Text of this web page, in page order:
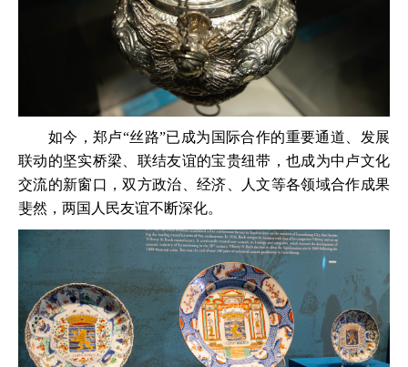
如今，郑卢“丝路”已成为国际合作的重要通道、发展
联动的坚实桥梁、联结友谊的宝贵纽带，也成为中卢文化
交流的新窗口，双方政治、经济、人文等各领域合作成果
斐然，两国人民友谊不断深化。